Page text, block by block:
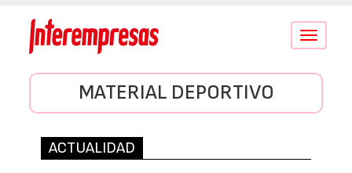
Conmutar
MATERIAL DEPORTIVO
ACTUALIDAD